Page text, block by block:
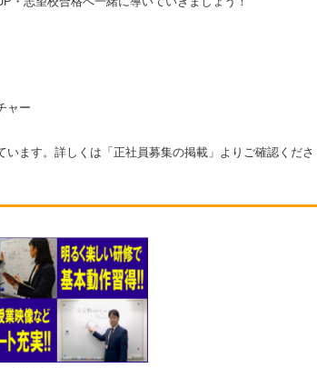
ャー
ます。詳しくは「正社員募集の掲載」よりご確認くださ